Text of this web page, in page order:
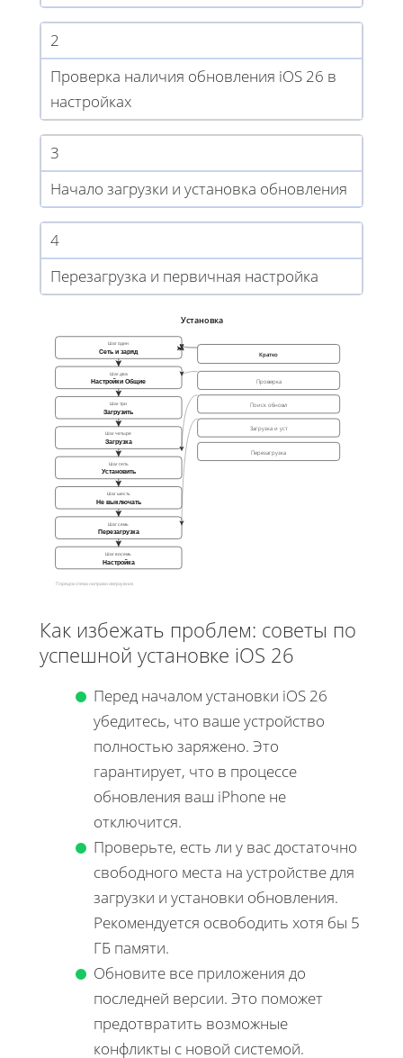
2
Проверка наличия обновления iOS 26 в
настройках
3
Начало загрузки и установка обновления
4
Перезагрузка и первичная настройка
Установка
Шаг один
Сеть и заряд
Шаг два
Настройки Общие
Шаг три
Загрузить
Шаг четыре
Загрузка
Шаг пять
Установить
Шаг шесть
Не выключать
Шаг семь
Перезагрузка
Шаг восемь
Настройка
Кратко
Проверка
Поиск обновл
Загрузка и уст
Перезагрузка
Порядок слева направо сверху вниз
Как избежать проблем: советы по
успешной установке iOS 26
Перед началом установки iOS 26
убедитесь, что ваше устройство
полностью заряжено. Это
гарантирует, что в процессе
обновления ваш iPhone не
отключится.
Проверьте, есть ли у вас достаточно
свободного места на устройстве для
загрузки и установки обновления.
Рекомендуется освободить хотя бы 5
ГБ памяти.
Обновите все приложения до
последней версии. Это поможет
предотвратить возможные
конфликты с новой системой.